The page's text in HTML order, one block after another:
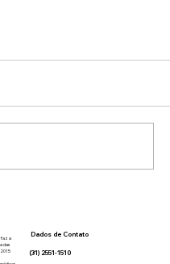
Horizonte
Dados de Contato
faz a
das
2015
(31) 2551-1510